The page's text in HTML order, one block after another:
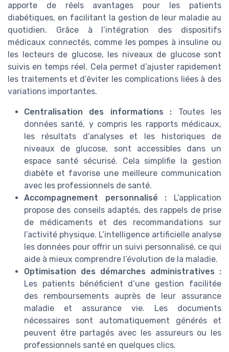
apporte de réels avantages pour les patients
diabétiques, en facilitant la gestion de leur maladie au
quotidien. Grâce à l’intégration des dispositifs
médicaux connectés, comme les pompes à insuline ou
les lecteurs de glucose, les niveaux de glucose sont
suivis en temps réel. Cela permet d’ajuster rapidement
les traitements et d’éviter les complications liées à des
variations importantes.
Centralisation des informations : Toutes les
données santé, y compris les rapports médicaux,
les résultats d’analyses et les historiques de
niveaux de glucose, sont accessibles dans un
espace santé sécurisé. Cela simplifie la gestion
diabète et favorise une meilleure communication
avec les professionnels de santé.
Accompagnement personnalisé : L’application
propose des conseils adaptés, des rappels de prise
de médicaments et des recommandations sur
l’activité physique. L’intelligence artificielle analyse
les données pour offrir un suivi personnalisé, ce qui
aide à mieux comprendre l’évolution de la maladie.
Optimisation des démarches administratives :
Les patients bénéficient d’une gestion facilitée
des remboursements auprès de leur assurance
maladie et assurance vie. Les documents
nécessaires sont automatiquement générés et
peuvent être partagés avec les assureurs ou les
professionnels santé en quelques clics.